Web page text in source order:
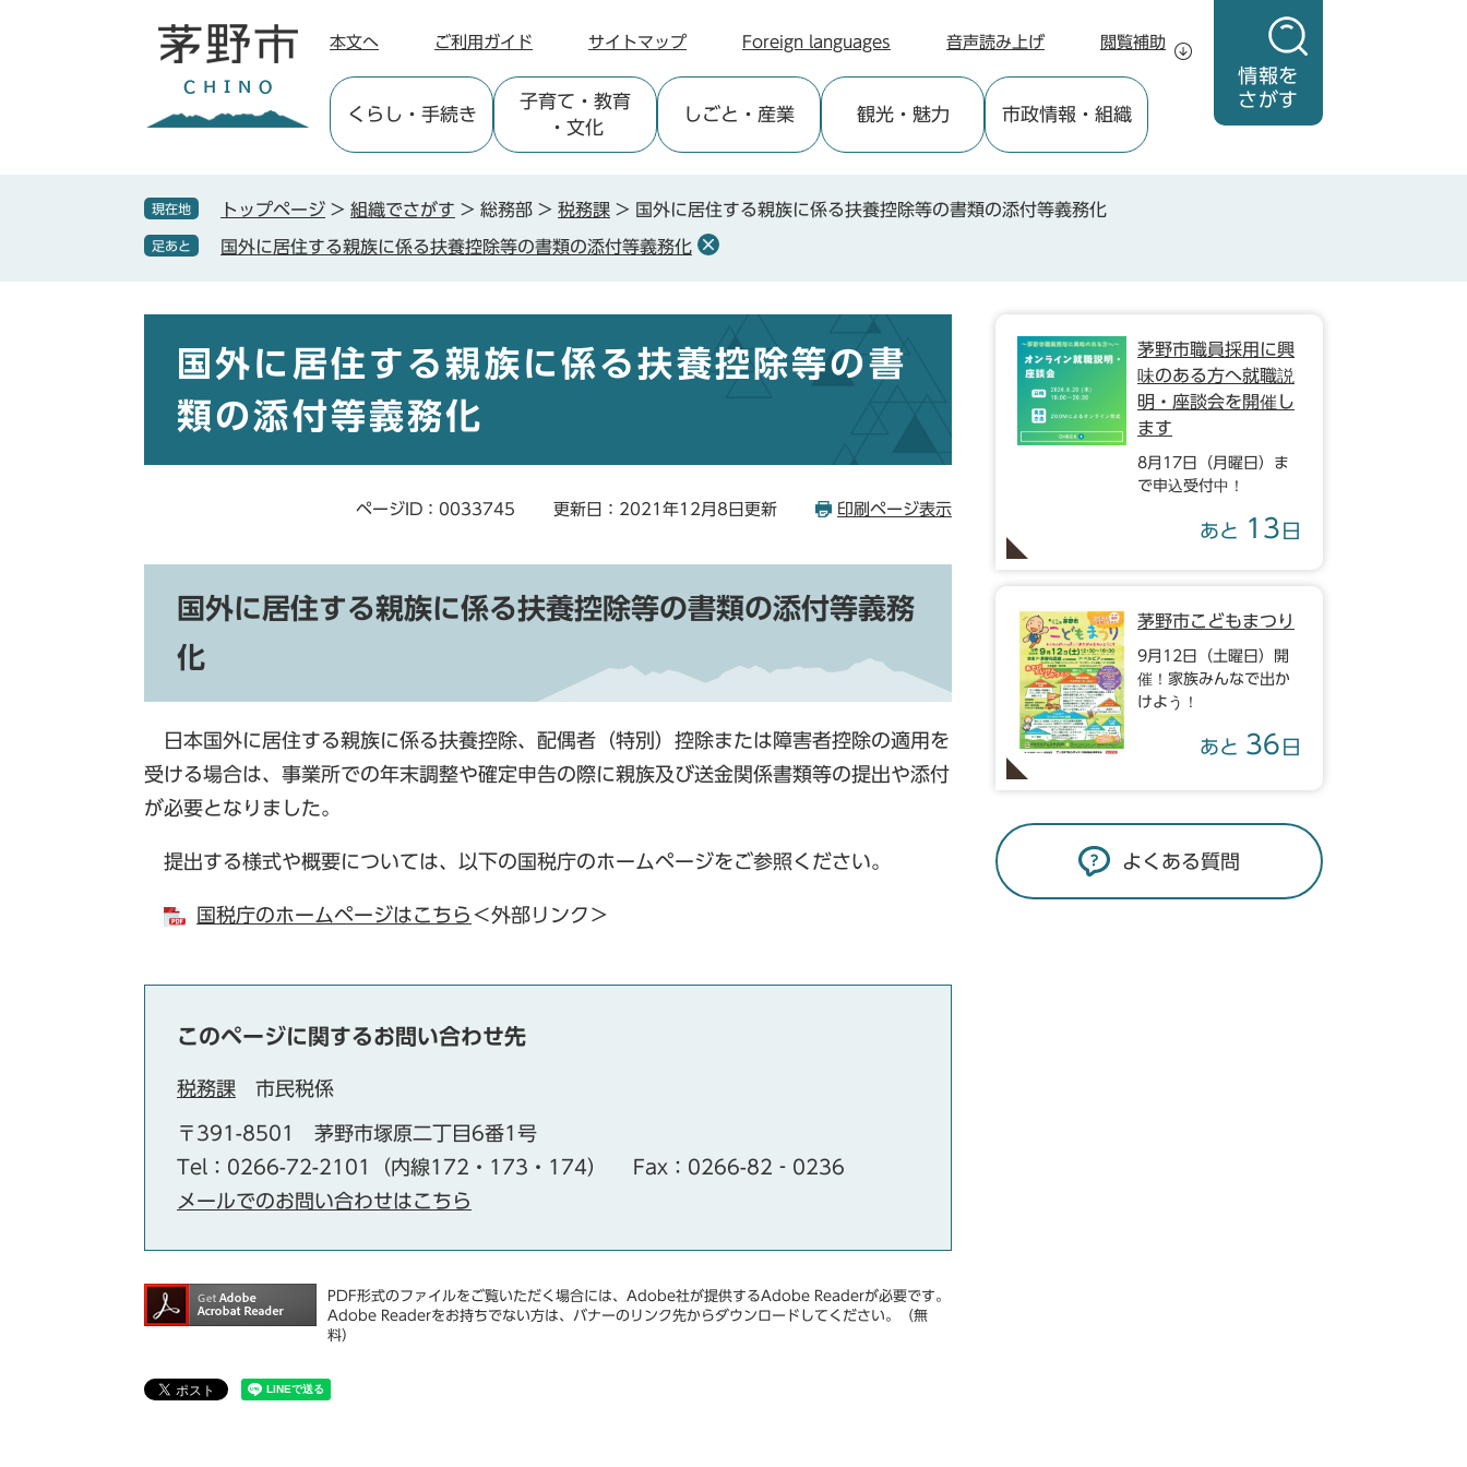
情報を
さがす
本文へ ご利用ガイド サイトマップ Foreign languages 音声読み上げ 閲覧補助
くらし ・手続き
子育て ・教育
・文化
しごと ・産業 観光・魅力 市政情報 ・組織
現在地 トップページ > 組織でさがす > 総務部 > 税務課 > 国外に居住する親族に係る扶養控除等の書類の添付等義務化
足あと 国外に居住する親族に係る扶養控除等の書類の添付等義務化
国外に居住する親族に係る扶養控除等の書
類の添付等義務化
ページID：0033745 更新日：2021年12月8日更新 印刷ページ表示
国外に居住する親族に係る扶養控除等の書類の添付等義務
化
日本国外に居住する親族に係る扶養控除、配偶者（特別）控除または障害者控除の適用を
受ける場合は、事業所での年末調整や確定申告の際に親族及び送金関係書類等の提出や添付
が必要となりました。
提出する様式や概要については、以下の国税庁のホームページをご参照ください。
国税庁のホームページはこちら ＜外部リンク＞
このページに関するお問い合わせ先
税務課 市民税係
〒391-8501
茅野市塚原二丁目6番1号
Tel：0266-72-2101（内線172・173・174）
Fax：0266-82‐0236
メールでのお問い合わせはこちら
PDF形式のファイルをご覧いただく場合には、Adobe社が提供するAdobe Readerが必要です。
Adobe Readerをお持ちでない方は、バナーのリンク先からダウンロードしてください。（無
料）
茅野市職員採用に興
味のある方へ就職説
明・座談会を開催し
ます
8月17日（月曜日）ま
で申込受付中！
あと 13 日
茅野市こどもまつり
9月12日（土曜日）開
催！家族みんなで出か
けよう！
あと 36 日
よくある質問